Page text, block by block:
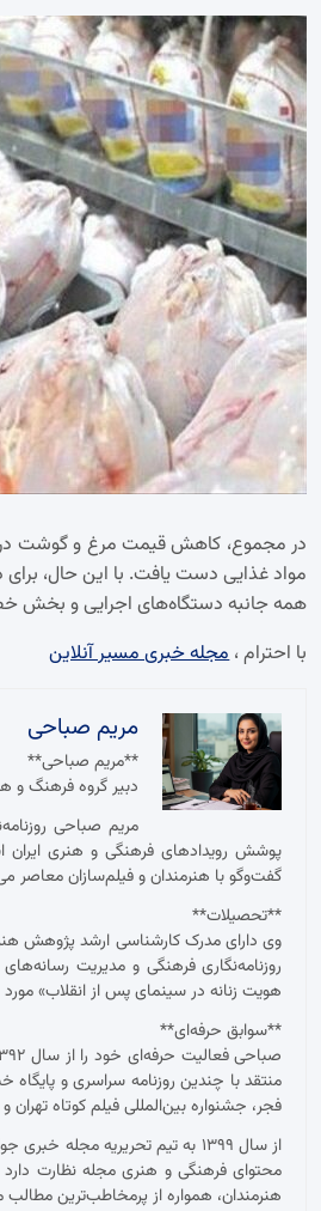
در مجموع، کاهش قیمت مرغ و گوشت در
مواد غذایی دست یافت. با این حال، برای
همه جانبه دستگاه‌های اجرایی و
با احترام ،مجله خبری مسیر آنلاین
مریم صباحی
**مریم صباحی**
دبیر گروه فرهنگ و
مریم صباحی
پوشش رویدادهای فرهنگی و هنری ایران
گفت‌وگو با هنرمندان و فیلم‌سازان معاصر
**تحصیلات**
وی دارای مدرک کارشناسی ارشد پژوهش
روزنامه‌نگاری فرهنگی و مدیریت
هویت زنانه در سینمای پس از انقلاب» مورد
**سوابق حرفه‌ای**
منتقد با چندین روزنامه سراسری و
فجر، جشنواره بین‌المللی فیلم کوتاه
از سال ۱۳۹۹ به تیم تحریریه
محتوای فرهنگی و هنری مجله نظارت
هنرمندان، همواره از پرمخاطب‌ترین